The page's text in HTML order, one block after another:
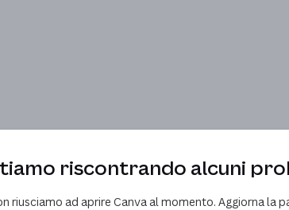
riscontrando alcuni
riusciamo ad aprire Canva al momento. Aggiorna la